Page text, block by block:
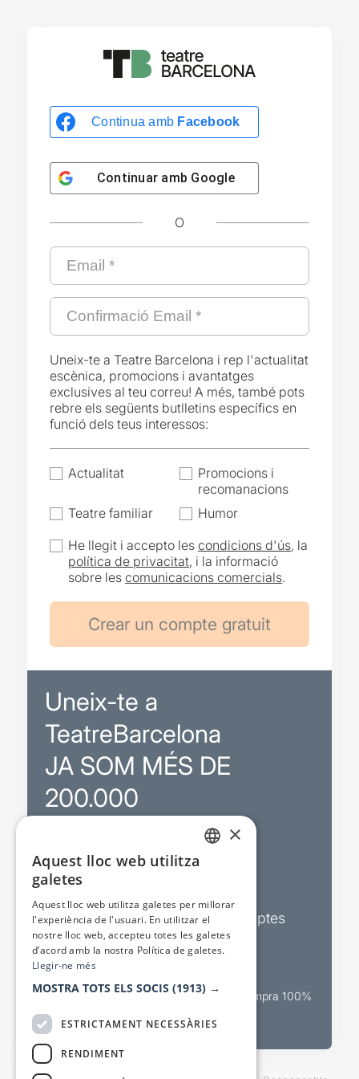
Continua amb Facebook
Continuar amb Google
O
Uneix-te a Teatre Barcelona i rep l'actualitat
escènica, promocions i avantatges
exclusives al teu correu! A més, també pots
rebre els següents butlletins específics en
funció dels teus interessos:
Actualitat
Promocions i
recomanacions
Teatre familiar
Humor
He llegit i accepto lescondicions d'ús, la
política de privacitat, i la informació
sobre lescomunicacions comercials.
Uneix-te a
TeatreBarcelona
JA SOM MÉS DE
200.000
Sortejos exclusius
Butlletins d’actualitat i descomptes
Valora espectacles
Canal oficial de venda teatral Compra 100%
×
Aquest lloc web utilitza
galetes
Aquest lloc web utilitza galetes per millorar
l'experiència de l'usuari. En utilitzar el
nostre lloc web, accepteu totes les galetes
d’acord amb la nostra Política de galetes.
Llegir-ne més
MOSTRA TOTS ELS SOCIS (1913) →
ESTRICTAMENT NECESSÀRIES
RENDIMENT